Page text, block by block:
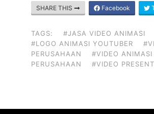
SHARE THIS Facebook
TAGS: #JASA VIDEO ANIMASI
#LOGO ANIMASI YOUTUBER
PERUSAHAAN
#VIDEO ANIMASI
PERUSAHAAN
#VIDEO